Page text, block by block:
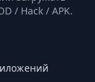
/ Hack / APK.